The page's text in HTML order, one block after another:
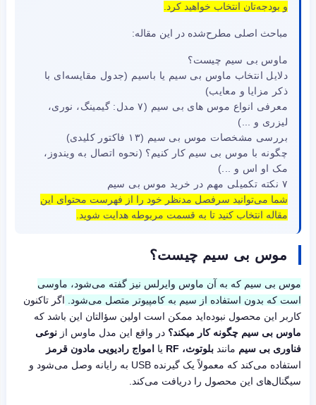
و بودجه‌تان انتخاب خواهید کرد.
مباحث اصلی مطرح‌شده در این مقاله:
ماوس بی سیم چیست؟
دلایل انتخاب ماوس بی سیم یا باسیم (جدول مقایسه‌ای با
ذکر مزایا و معایب)
معرفی انواع موس های بی سیم (۷ مدل: گیمینگ، نوری،
لیزری و ...)
بررسی مشخصات موس بی سیم (۱۳ فاکتور کلیدی)
چگونه با موس بی سیم کار کنیم؟ (نحوه اتصال به ویندوز،
مک او اس و ...)
۷ نکته تکمیلی مهم در خرید موس بی سیم
شما می‌توانید سرفصل مدنظر خود را از فهرست محتوای این
مقاله انتخاب کنید تا به قسمت مربوطه هدایت شوید.
موس بی سیم چیست؟
موس بی سیم که به آن ماوس وایرلس نیز گفته می‌شود، ماوسی
است که بدون استفاده از سیم به کامپیوتر متصل می‌شود. اگر تاکنون
کاربر این محصول نبوده‌اید ممکن است اولین سؤالتان این باشد که
ماوس بی سیم چگونه کار میکند؟ در واقع این مدل ماوس از نوعی
فناوری بی سیم مانند بلوتوث، RF یا
امواج رادیویی مادون قرمز
استفاده می‌کند که معمولاً یک گیرنده USB به رایانه وصل می‌شود و
سیگنال‌های این محصول را دریافت می‌کند.